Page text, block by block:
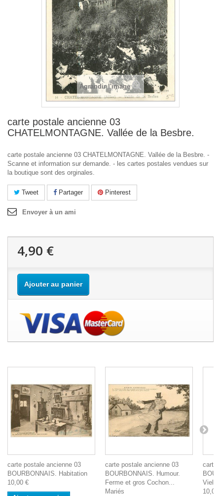
Agrandir l'image
carte postale ancienne 03
CHATELMONTAGNE. Vallée de la Besbre.
carte postale ancienne 03 CHATELMONTAGNE. Vallée de la Besbre. -
Scanne et information sur demande. - les cartes postales vendues sur
la boutique sont des orginales.
Tweet Partager Pinterest
Envoyer à un ami
4,90 €
Ajouter au panier
carte postale ancienne 03
BOURBONNAIS. Habitation
10,00 €
carte postale ancienne 03
BOURBONNAIS. Humour.
Ferme et gros Cochon...
Mariés
carte
Vielle
10,00